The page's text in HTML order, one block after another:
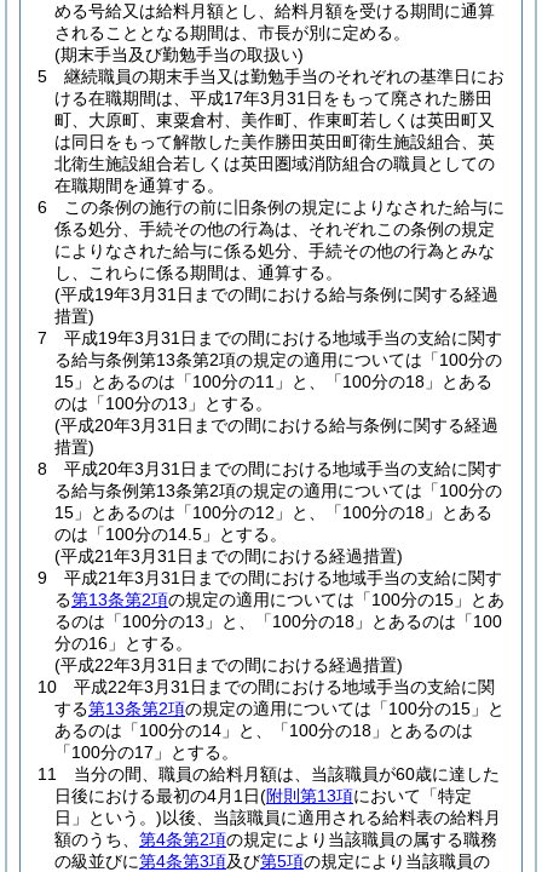
める号給又は給料月額とし、給料月額を受ける期間に通算
されることとなる期間は、市長が別に定める。
(期末手当及び勤勉手当の取扱い)
5
継続職員の期末手当又は勤勉手当のそれぞれの基準日にお
ける在職期間は、平成17年3月31日をもって廃された勝田
町、大原町、東粟倉村、美作町、作東町若しくは英田町又
は同日をもって解散した美作勝田英田町衛生施設組合、英
北衛生施設組合若しくは英田圏域消防組合の職員としての
在職期間を通算する。
6
この条例の施行の前に旧条例の規定によりなされた給与に
係る処分、手続その他の行為は、それぞれこの条例の規定
によりなされた給与に係る処分、手続その他の行為とみな
し、これらに係る期間は、通算する。
(平成19年3月31日までの間における給与条例に関する経過
措置)
7
平成19年3月31日までの間における地域手当の支給に関す
る給与条例第13条第2項の規定の適用については「100分の
15」とあるのは「100分の11」と、「100分の18」とある
のは「100分の13」とする。
(平成20年3月31日までの間における給与条例に関する経過
措置)
8
平成20年3月31日までの間における地域手当の支給に関す
る給与条例第13条第2項の規定の適用については「100分の
15」とあるのは「100分の12」と、「100分の18」とある
のは「100分の14.5」とする。
(平成21年3月31日までの間における経過措置)
9
平成21年3月31日までの間における地域手当の支給に関す
る第13条第2項の規定の適用については「100分の15」とあ
るのは「100分の13」と、「100分の18」とあるのは「100
分の16」とする。
(平成22年3月31日までの間における経過措置)
10
平成22年3月31日までの間における地域手当の支給に関
する第13条第2項の規定の適用については「100分の15」と
あるのは「100分の14」と、「100分の18」とあるのは
「100分の17」とする。
11
当分の間、職員の給料月額は、当該職員が60歳に達した
日後における最初の4月1日(附則第13項において「特定
日」という。)以後、当該職員に適用される給料表の給料月
額のうち、 第4条第2項の規定により当該職員の属する職務
の級並びに第4条第3項及び第5項の規定により当該職員の